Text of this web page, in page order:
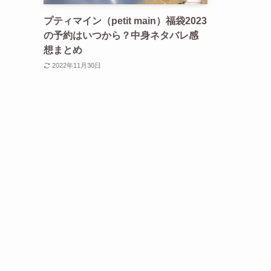
プティマイン（petit main）福袋2023
の予約はいつから？中身ネタバレ感
想まとめ
2022年11月30日